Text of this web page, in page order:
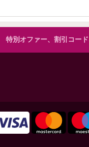
特別オファー、割引コー